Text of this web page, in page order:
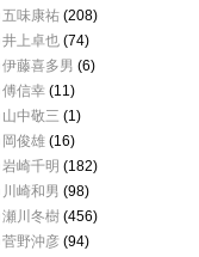
五味康祐 (208)
井上卓也 (74)
伊藤喜多男 (6)
傅信幸 (11)
山中敬三 (1)
岡俊雄 (16)
岩崎千明 (182)
川崎和男 (98)
瀬川冬樹 (456)
菅野沖彦 (94)